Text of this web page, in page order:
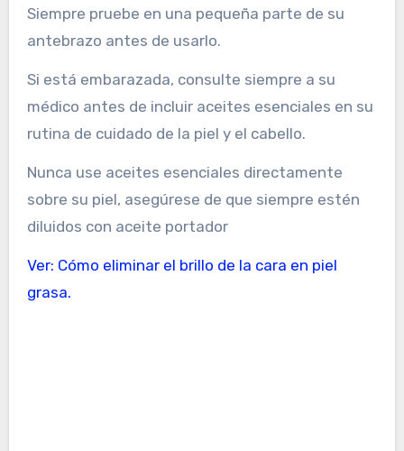
Siempre pruebe en una pequeña parte de su
antebrazo antes de usarlo.
Si está embarazada, consulte siempre a su
médico antes de incluir aceites esenciales en su
rutina de cuidado de la piel y el cabello.
Nunca use aceites esenciales directamente
sobre su piel, asegúrese de que siempre estén
diluidos con aceite portador
Ver: Cómo eliminar el brillo de la cara en piel
grasa.